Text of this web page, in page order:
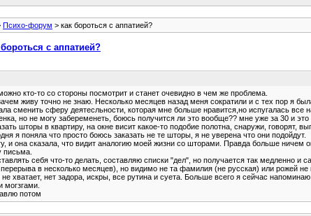
Психо-форум > как бороться с аппатией?
с аппатией?
кто-то со стороны посмотрит и станет очевидно в чем же проблема.
живу точно не знаю. Несколько месяцев назад меня сократили и с тех пор я
сменить сферу деятесльности, которая мне больше нравится,но испугалась
но не могу забеременеть, боюсь получится ли это вообще?? мне уже за 30 и это
шторы в квартиру, на окне висит какое-то подобие полотна, снаружи,
я поняла что просто боюсь заказать не те шторы, я не уверена что они подойдут.
и она сказала, что видит аналогию моей жизни со шторами. Правда больше ничем
письма.
себя что-то делать, составляю списки "дел", но получается так медленно и
в несколько месяцев), но видимо не та фамилия (не русская) или рожей
хватает, нет задора, искры, все рутина и суета. Больше всего я сейчас
могзгами.
потом